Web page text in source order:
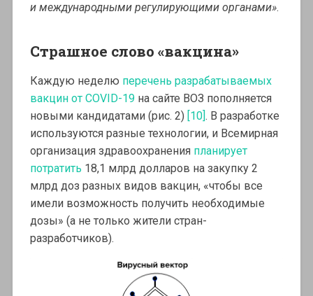
и международными регулирующими органами».
Страшное слово «вакцина»
Каждую неделю перечень разрабатываемых
вакцин от COVID-19на сайте ВОЗ пополняется
новыми кандидатами (рис. 2) [10] . В разработке
используются разные технологии, и Всемирная
организация здравоохранения планирует
потратить 18,1 млрд долларов на закупку 2
млрд доз разных видов вакцин, «чтобы все
имели возможность получить необходимые
дозы» (а не только жители стран-
разработчиков).